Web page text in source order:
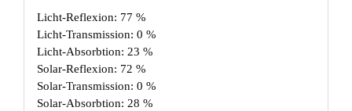
Licht-Reflexion: 77 %
Licht-Transmission: 0 %
Licht-Absorbtion: 23 %
Solar-Reflexion: 72 %
Solar-Transmission: 0 %
Solar-Absorbtion: 28 %